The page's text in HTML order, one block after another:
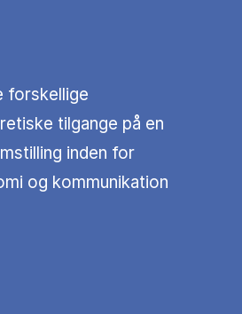
forskellige
tilgange på en
inden for
og kommunikation